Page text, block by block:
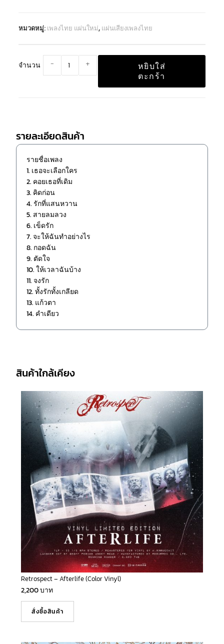
หมวดหมู่: เพลงไทย แผ่นใหม่, แผ่นเสียงเพลงไทย
จำนวน - +
หยิบใส่
ตะกร้า
รายละเอียดสินค้า
รายชื่อเพลง
1. เธอจะเลือกใคร
2. คอยเธอที่เดิม
3. คิดก่อน
4. รักที่แสนหวาน
5. สายลมลวง
6. เข็ดรัก
7. จะให้ฉันทำอย่างไร
8. กอดฉัน
9. ตัดใจ
10. ให้เวลาฉันบ้าง
11. จงรัก
12. ทั้งรักทั้งเกลียด
13. แก้วตา
14. คำเดียว
สินค้าใกล้เคียง
Retrospect – Afterlife (Color Vinyl)
2,200บาท
สั่งซื้อสินค้า